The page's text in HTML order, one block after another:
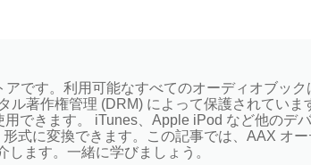
です。利用可能なすべてのオーディオブック
著作権管理 (DRM) によって保護されていま
できます。 iTunes、Apple iPod など他のデ
式に変換できます。この記事では、AAX オー
ます。一緒に学びましょう。